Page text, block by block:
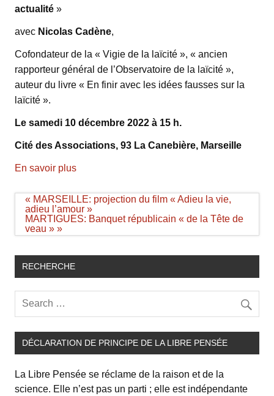
actualité »
avec Nicolas Cadène,
Cofondateur de la « Vigie de la laïcité », « ancien
rapporteur général de l’Observatoire de la laïcité »,
auteur du livre « En finir avec les idées fausses sur la
laïcité ».
Le samedi 10 décembre 2022 à 15 h.
Cité des Associations, 93 La Canebière, Marseille
En savoir plus
Navigation
de
l’article
« MARSEILLE: projection du film « Adieu la vie,
adieu l’amour »
MARTIGUES: Banquet républicain « de la Tête de
veau » »
RECHERCHE
DÉCLARATION DE PRINCIPE DE LA LIBRE PENSÉE
La Libre Pensée se réclame de la raison et de la
science. Elle n’est pas un parti ; elle est indépendante